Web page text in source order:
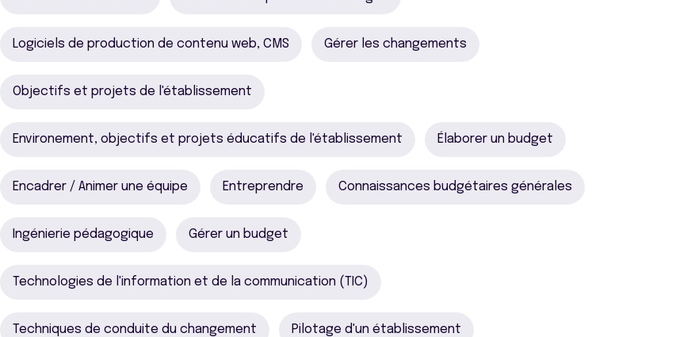
Logiciels de production de contenu web, CMS Gérer les changements
Objectifs et projets de l'établissement
Environement, objectifs et projets éducatifs de l'établissement Élaborer un budget
Encadrer / Animer une équipe Entreprendre Connaissances budgétaires générales
Ingénierie pédagogique Gérer un budget
Technologies de l'information et de la communication (TIC)
Techniques de conduite du changement Pilotage d'un établissement